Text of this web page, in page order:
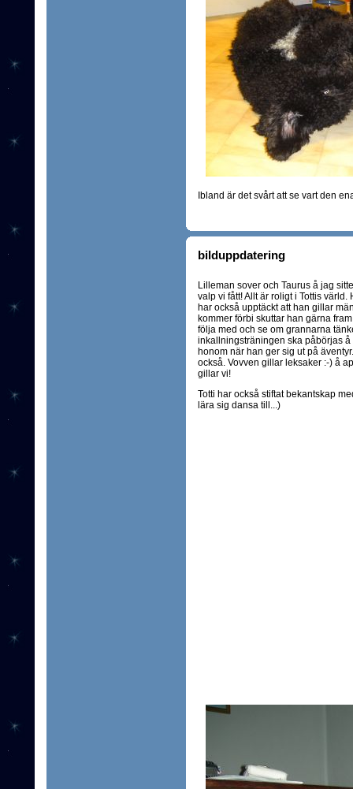
Ibland är det svårt att se vart den
bilduppdatering
Lilleman sover och Taurus å jag
valp vi fått! Allt är roligt i Tottis
har också upptäckt att han gillar
kommer förbi skuttar han gärna
följa med och se om grannarna
inkallningsträningen ska påbörjas
honom när han ger sig ut på
också. Vovven gillar leksaker :-) å
gillar vi!
Totti har också stiftat bekantskap
lära sig dansa till...)